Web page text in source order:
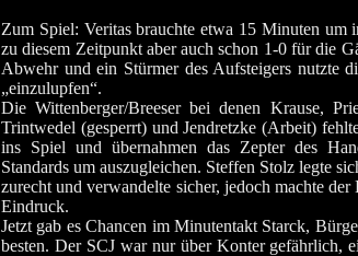
Zum Spiel: Veritas brauchte etwa 15 Minuten um
zu diesem Zeitpunkt aber auch schon 1-0 für die
Abwehr und ein Stürmer des Aufsteigers nutzte
„einzulupfen“.
Die Wittenberger/Breeser bei denen Krause,
Trintwedel (gesperrt) und Jendretzke (Arbeit)
ins Spiel und übernahmen das Zepter des
Standards um auszugleichen. Steffen Stolz legte
zurecht und verwandelte sicher, jedoch machte
Eindruck.
Jetzt gab es Chancen im Minutentakt Starck,
besten. Der SCJ war nur über Konter gefährlich,